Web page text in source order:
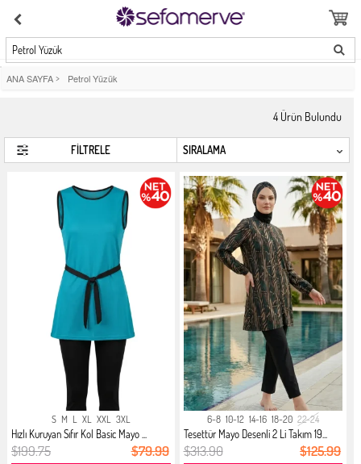
Petrol Yüzük
ANA SAYFA > Petrol Yüzük
4 Ürün Bulundu
FİLTRELE
S M L XL XXL 3XL
Hızlı Kuruyan Sıfır Kol Basic Mayo ...
$199.75 $79.99
6-8 10-12 14-16 18-20 22-24
Tesettür Mayo Desenli 2 Li Takım 19...
$313.90 $125.99